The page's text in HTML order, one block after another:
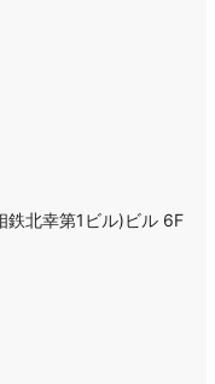
鉄北幸第1ビル)ビル 6F